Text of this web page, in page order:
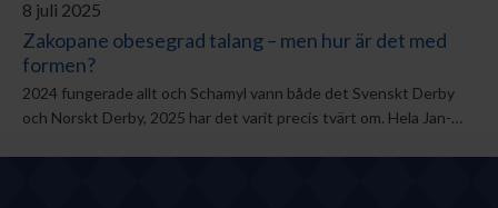
8 juli 2025
Zakopane obesegrad talang – men hur är det med
formen?
2024 fungerade allt och Schamyl vann både det Svenskt Derby
och Norskt Derby, 2025 har det varit precis tvärt om. Hela Jan-